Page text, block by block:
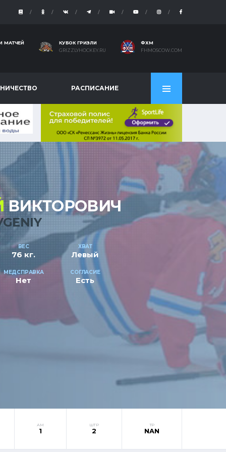
МАТЧЕЙ
КУБОК ГРИЗЛИ
GRIZZLYHOCKEY.RU
ФХМ
FHMOSCOW.COM
РАСПИСАНИЕ
ВИКТОРОВИЧ
ВЕС
76 кг.
ХВАТ
Левый
МЕДСПРАВКА
Нет
СОГЛАСИЕ
Есть
АМ
1
ШТР
2
ТР
NAN